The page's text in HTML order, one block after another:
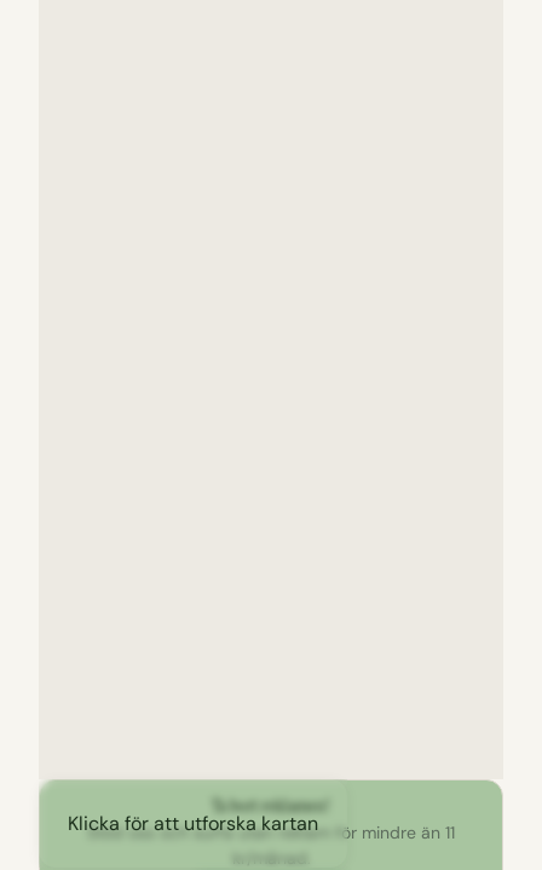
Klicka för att utforska kartan
Ta bort reklamen!
Stöd oss och surfa utan reklam för mindre än 11
kr/månad.